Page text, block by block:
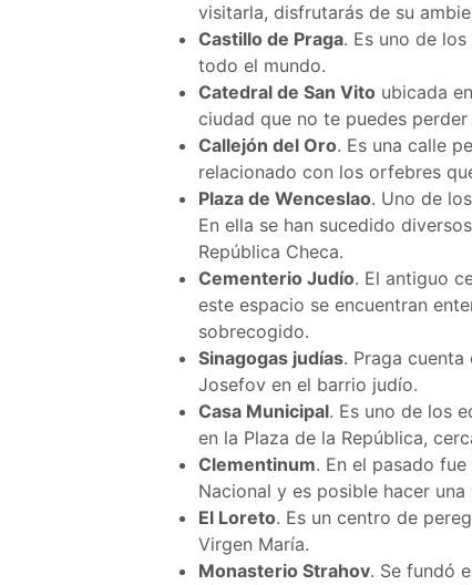
visitarla, disfrutarás de su
Castillo de Praga. Es uno de
todo el mundo.
Catedral de San Vito ubicada
ciudad que no te puedes perder
Callejón del Oro. Es una calle
relacionado con los orfebres
Plaza de Wenceslao. Uno de
En ella se han sucedido
República Checa.
Cementerio Judío. El antiguo
este espacio se encuentran
sobrecogido.
Sinagogas judías. Praga
Josefov en el barrio judío.
Casa Municipal. Es uno de los
en la Plaza de la República,
Clementinum. En el pasado
Nacional y es posible hacer
El Loreto. Es un centro de
Virgen María.
Monasterio Strahov. Se fundó